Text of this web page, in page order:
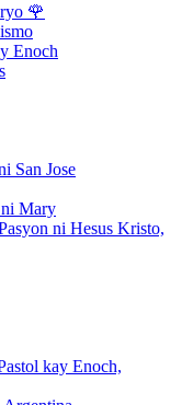
🌹
Enoch
San Jose
Mary
ni Hesus Kristo,
kay Enoch,